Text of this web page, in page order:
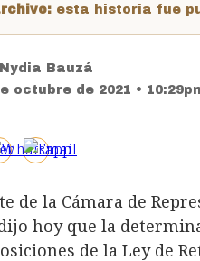
esta historia fue
Nydia Bauzá
octubre de 2021 •
de la Cámara de
hoy que la
de la Ley de